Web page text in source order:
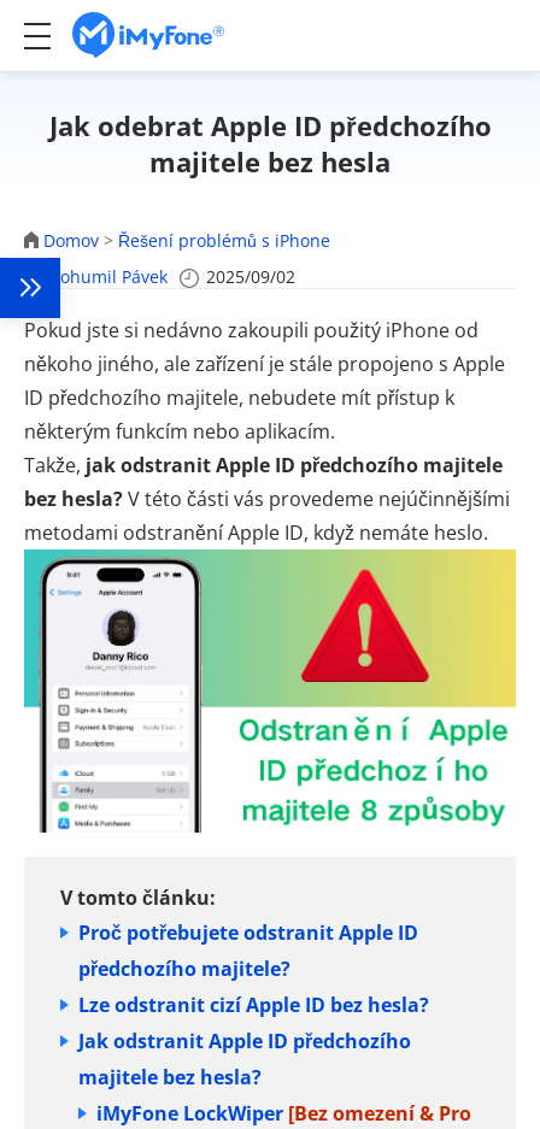
Jak odebrat Apple ID předchozího
majitele bez hesla
Domov > Řešení problémů s iPhone
Bohumil Pávek
2025/09/02
Pokud jste si nedávno zakoupili použitý iPhone od
někoho jiného, ale zařízení je stále propojeno s Apple
ID předchozího majitele, nebudete mít přístup k
některým funkcím nebo aplikacím.
Takže, jak odstranit Apple ID předchozího majitele
bez hesla?V této části vás provedeme nejúčinnějšími
metodami odstranění Apple ID, když nemáte heslo.
V tomto článku:
Proč potřebujete odstranit Apple ID
předchozího majitele?
Lze odstranit cizí Apple ID bez hesla?
Jak odstranit Apple ID předchozího
majitele bez hesla?
iMyFone LockWiper [Bez omezení & Pro